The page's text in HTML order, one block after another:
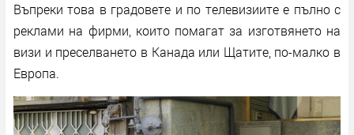
Въпреки това в градовете и по телевизиите е пълно с
реклами на фирми, които помагат за изготвянето на
визи и преселването в Канада или Щатите, по-малко в
Европа.